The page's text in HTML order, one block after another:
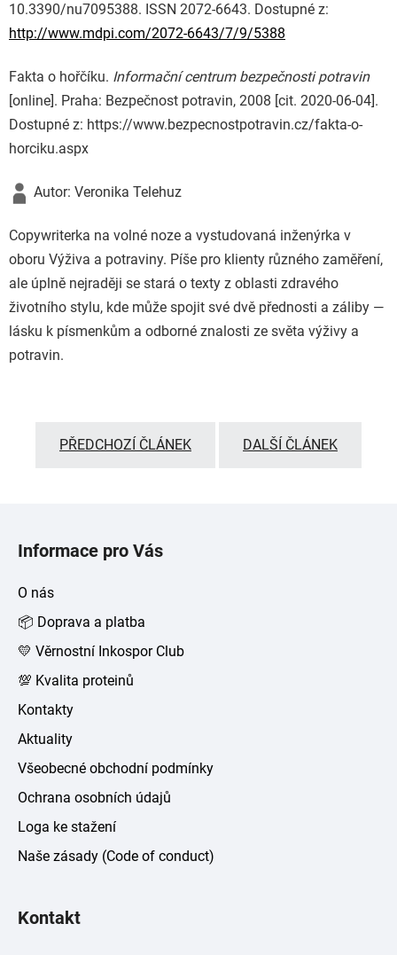
10.3390/nu7095388. ISSN 2072-6643. Dostupné z:
http://www.mdpi.com/2072-6643/7/9/5388
Fakta o hořčíku. Informační centrum bezpečnosti potravin
[online]. Praha: Bezpečnost potravin, 2008 [cit. 2020-06-04].
Dostupné z: https://www.bezpecnostpotravin.cz/fakta-o-
horciku.aspx
Autor: Veronika Telehuz
Copywriterka na volné noze a vystudovaná inženýrka v
oboru Výživa a potraviny. Píše pro klienty různého zaměření,
ale úplně nejraději se stará o texty z oblasti zdravého
životního stylu, kde může spojit své dvě přednosti a záliby —
lásku k písmenkům a odborné znalosti ze světa výživy a
potravin.
PŘEDCHOZÍ ČLÁNEK DALŠÍ ČLÁNEK
Informace pro Vás
O nás
📦 Doprava a platba
💛 Věrnostní Inkospor Club
💯 Kvalita proteinů
Kontakty
Aktuality
Všeobecné obchodní podmínky
Ochrana osobních údajů
Loga ke stažení
Naše zásady (Code of conduct)
Kontakt